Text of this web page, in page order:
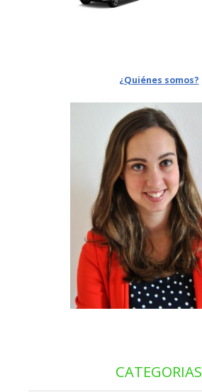
¿Quiénes somos?
CATEGORIAS